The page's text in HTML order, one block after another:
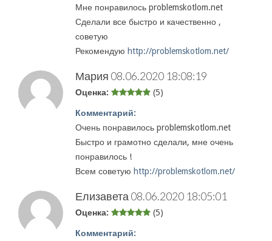
Мне понравилось problemskotlom.net
Сделали все быстро и качественно ,
советую
Рекомендую http://problemskotlom.net/
Мария 08.06.2020 18:08:19
Оценка: (5)
Комментарий:
Очень понравилось problemskotlom.net
Быстро и грамотно сделали, мне очень
понравилось !
Всем советую http://problemskotlom.net/
Елизавета 08.06.2020 18:05:01
Оценка: (5)
Комментарий: